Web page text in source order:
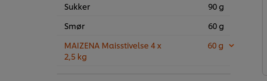
Sukker
90 g
Smør
60 g
MAIZENA Maisstivelse 4 x
2,5 kg
60 g